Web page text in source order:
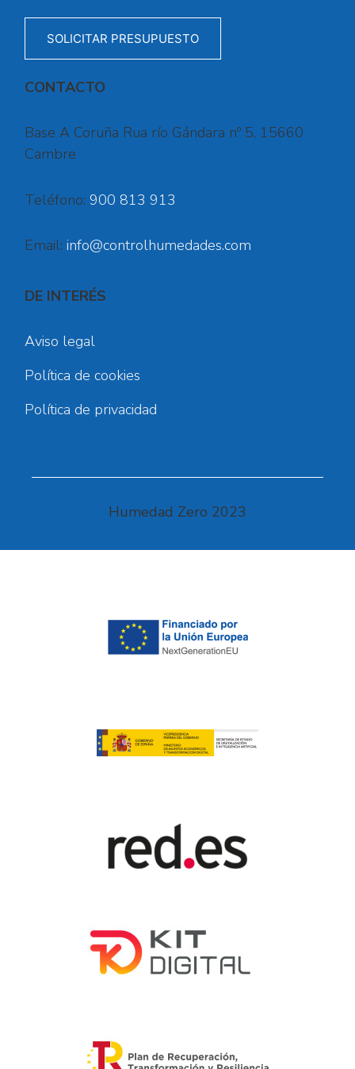
SOLICITAR PRESUPUESTO
CONTACTO
Base A Coruña Rua río Gándara nº 5, 15660
Cambre
Teléfono: 900 813 913
Email: info@controlhumedades.com
DE INTERÉS
Aviso legal
Política de cookies
Política de privacidad
Humedad Zero 2023